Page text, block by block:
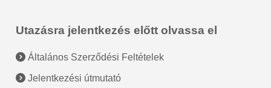
Utazásra jelentkezés előtt olvassa el
Általános Szerződési Feltételek
Jelentkezési útmutató